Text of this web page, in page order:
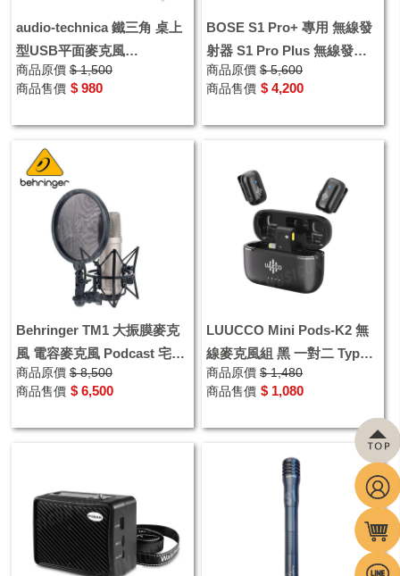
audio-technica 鐵三角 桌上
型USB平面麥克風
ATR4697USB 視訊會議麥克
風
商品原價 $ 1,500
商品售價 $ 980
BOSE S1 Pro+ 專用 無線發
射器 S1 Pro Plus 無線發射
模組
商品原價 $ 5,600
商品售價 $ 4,200
Behringer TM1 大振膜麥克
風 電容麥克風 Podcast 宅錄
直播 錄音 會議 遠距教學 遊
戲
商品原價 $ 8,500
商品售價 $ 6,500
LUUCCO Mini Pods-K2 無
線麥克風組 黑 一對二 Type-
C
商品原價 $ 1,480
商品售價 $ 1,080